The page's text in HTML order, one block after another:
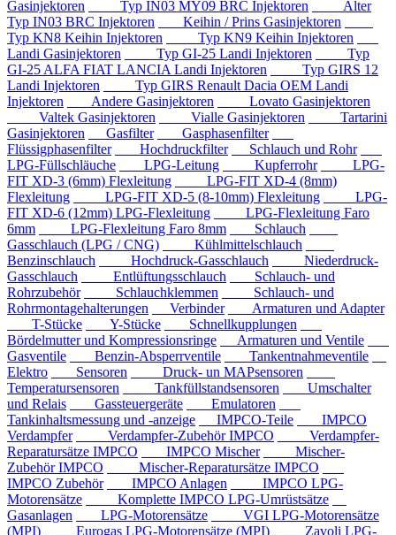
Gasinjektoren
Typ IN03 MY09 BRC Injektoren
Alter
Typ IN03 BRC Injektoren
Keihin / Prins Gasinjektoren
Typ KN8 Keihin Injektoren
Typ KN9 Keihin Injektoren
Landi Gasinjektoren
Typ GI-25 Landi Injektoren
Typ
GI-25 ALFA FIAT LANCIA Landi Injektoren
Typ GIRS 12
Landi Injektoren
Typ GIRS Renault Dacia OEM Landi
Injektoren
Andere Gasinjektoren
Lovato Gasinjektoren
Valtek Gasinjektoren
Vialle Gasinjektoren
Tartarini
Gasinjektoren
Gasfilter
Gasphasenfilter
Flüssigphasenfilter
Hochdruckfilter
Schlauch und Rohr
LPG-Füllschläuche
LPG-Leitung Kupferrohr
LPG-
FIT XD-3 (6mm) Flexleitung
LPG-FIT XD-4 (8mm)
Flexleitung
LPG-FIT XD-5 (8-10mm) Flexleitung
LPG-
FIT XD-6 (12mm) LPG-Flexleitung
LPG-Flexleitung Faro
6mm
LPG-Flexleitung Faro 8mm
Schlauch
Gasschlauch (LPG / CNG)
Kühlmittelschlauch
Benzinschlauch
Hochdruck-Gasschlauch
Niederdruck-
Gasschlauch
Entlüftungsschlauch
Schlauch- und
Rohrzubehör
Schlauchklemmen
Schlauch- und
Rohrmontagehalterungen
Verbinder
Armaturen und Adapter
T-Stücke
Y-Stücke
Schnellkupplungen
Bördelmutter und Kompressionsringe
Armaturen und Ventile
Gasventile
Benzin-Absperrventile
Tankentnahmeventile
Elektro
Sensoren
Druck- un MAPsensoren
Temperatursensoren
Tankfüllstandsensoren
Umschalter
und Relais
Gassteuergeräte
Emulatoren
Tankinhaltsmessung und -anzeige
IMPCO-Teile
IMPCO
Verdampfer
Verdampfer-Zubehör IMPCO
Verdampfer-
Reparatursätze IMPCO
IMPCO Mischer
Mischer-
Zubehör IMPCO
Mischer-Reparatursätze IMPCO
IMPCO Zubehör
IMPCO Anlagen
IMPCO LPG-
Motorensätze
Komplette IMPCO LPG-Umrüstsätze
Gasanlagen
LPG-Motorensätze
VGI LPG-Motorensätze
(MPI)
Eurogas LPG-Motorensätze (MPI)
Zavoli LPG-